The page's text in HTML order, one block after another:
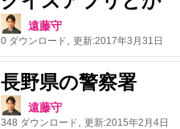
遠藤守
0 ダウンロード 更新:2017年3月31日
長野県の警察署
遠藤守
348 ダウンロード 更新:2015年2月4日